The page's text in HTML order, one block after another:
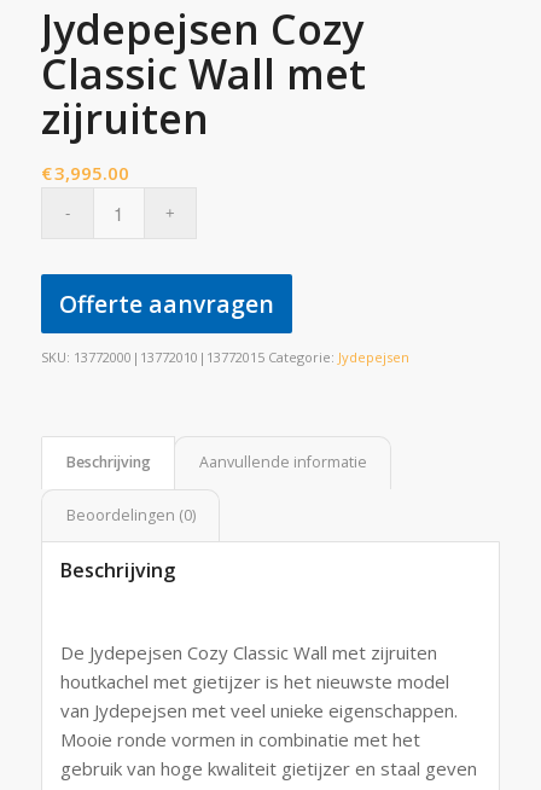
Jydepejsen Cozy
Classic Wall met
zijruiten
€3,995.00
Offerte aanvragen
SKU: 13772000|13772010|13772015 Categorie: Jydepejsen
Beschrijving Aanvullende informatie
Beoordelingen (0)
Beschrijving
De Jydepejsen Cozy Classic Wall met zijruiten
houtkachel met gietijzer is het nieuwste model
van Jydepejsen met veel unieke eigenschappen.
Mooie ronde vormen in combinatie met het
gebruik van hoge kwaliteit gietijzer en staal geven